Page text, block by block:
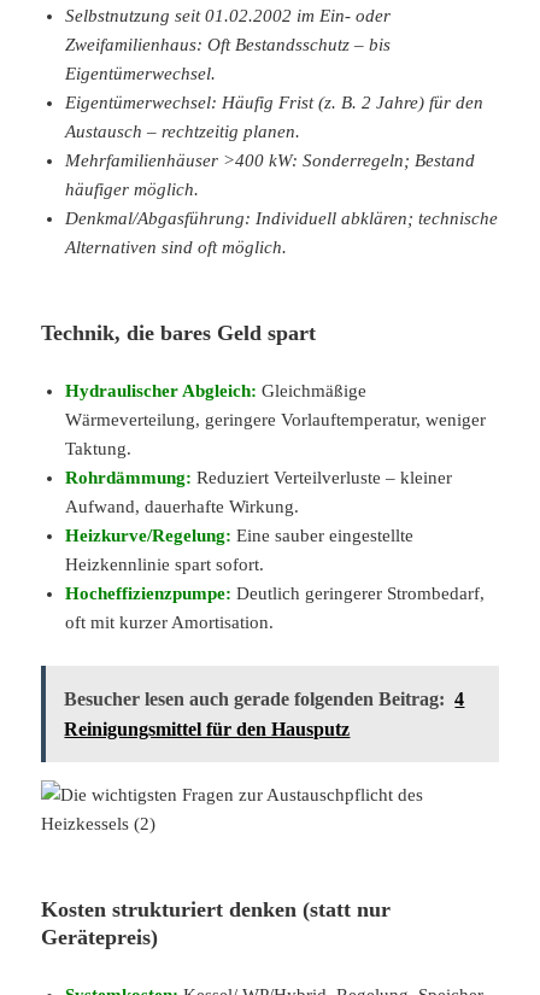
Selbstnutzung seit 01.02.2002 im Ein- oder
Zweifamilienhaus: Oft Bestandsschutz – bis
Eigentümerwechsel.
Eigentümerwechsel: Häufig Frist (z. B. 2 Jahre) für den
Austausch – rechtzeitig planen.
Mehrfamilienhäuser >400 kW: Sonderregeln; Bestand
häufiger möglich.
Denkmal/Abgasführung: Individuell abklären; technische
Alternativen sind oft möglich.
Technik, die bares Geld spart
Hydraulischer Abgleich: Gleichmäßige
Wärmeverteilung, geringere Vorlauftemperatur, weniger
Taktung.
Rohrdämmung: Reduziert Verteilverluste – kleiner
Aufwand, dauerhafte Wirkung.
Heizkurve/Regelung: Eine sauber eingestellte
Heizkennlinie spart sofort.
Hocheffizienzpumpe: Deutlich geringerer Strombedarf,
oft mit kurzer Amortisation.
Besucher lesen auch gerade folgenden Beitrag: 4
Reinigungsmittel für den Hausputz
Kosten strukturiert denken (statt nur
Gerätepreis)